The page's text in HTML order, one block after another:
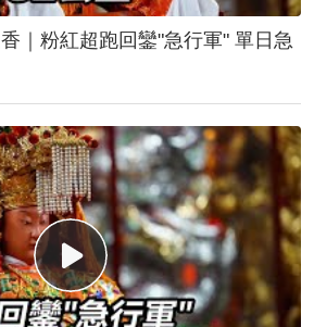
粉紅超跑回鑾"急行軍" 單日急